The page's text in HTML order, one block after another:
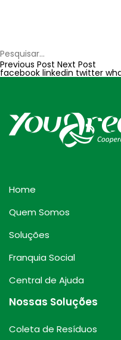
Previous Post Next Post
facebook linkedin twitter
Home
Quem Somos
Soluções
Franquia Social
Central de Ajuda
Nossas Soluções
Coleta de Resíduos